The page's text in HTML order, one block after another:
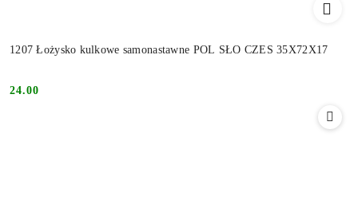
1207 Łożysko kulkowe samonastawne POL SŁO CZES 35X72X17
Cena:
24.00